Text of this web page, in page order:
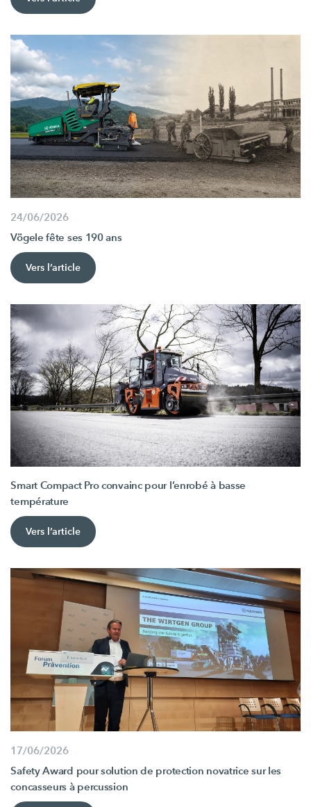
24/06/2026
Vögele fête ses 190 ans
Vers l’article
Smart Compact Pro convainc pour l’enrobé à basse
température
Vers l’article
17/06/2026
Safety Award pour solution de protection novatrice sur les
concasseurs à percussion